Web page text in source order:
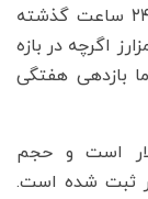
ریپل در محدوده ۱.۱۳ دلار معامله شد و طی ۲۴ ساعت گذشته
اگرچه در بازه
بازدهی هفتگی
۷۰.۳۸ میلیارد دلار است و حجم
۱.۵۵ میلیارد دلار ثبت شده است.